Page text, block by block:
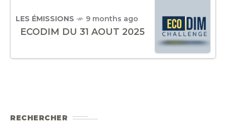
LES ÉMISSIONS 9 months ago
ECODIM DU 31 AOUT 2025
RECHERCHER